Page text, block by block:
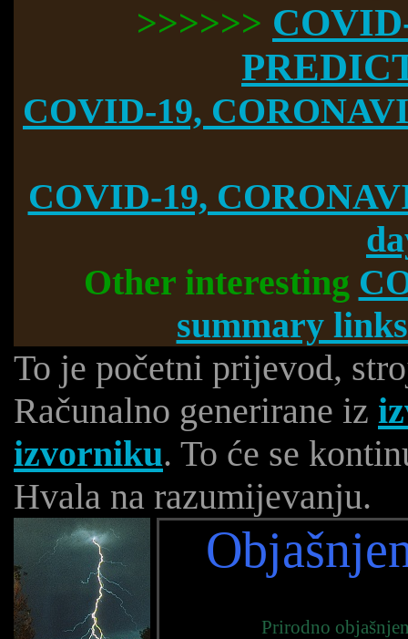
>>>>>>
COVID-19,
COVID-19,
Other interesting
summary
To je početni prijevod,
Računalno generirane iz
izvorniku. To će se
Hvala na razumijevanju.
Prirodno